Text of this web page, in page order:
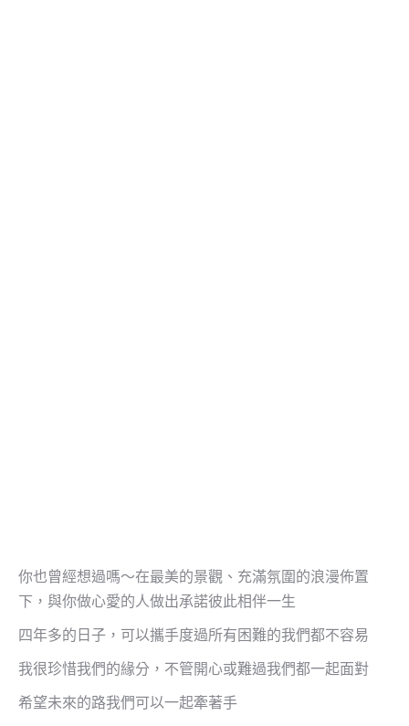
你也曾經想過嗎～在最美的景觀、充滿氛圍的浪漫佈置
下，與你做心愛的人做出承諾彼此相伴一生
四年多的日子，可以攜手度過所有困難的我們都不容易
我很珍惜我們的緣分，不管開心或難過我們都一起面對
希望未來的路我們可以一起牽著手